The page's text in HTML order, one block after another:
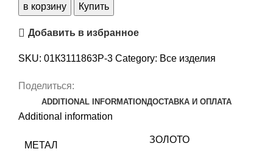
в корзину Купить
Добавить в избранное
SKU: 01К3111863Р-3 Category: Все изделия
Поделиться:
ADDITIONAL INFORMATIONДОСТАВКА И ОПЛАТА
Additional information
МЕТАЛ
ЗОЛОТО